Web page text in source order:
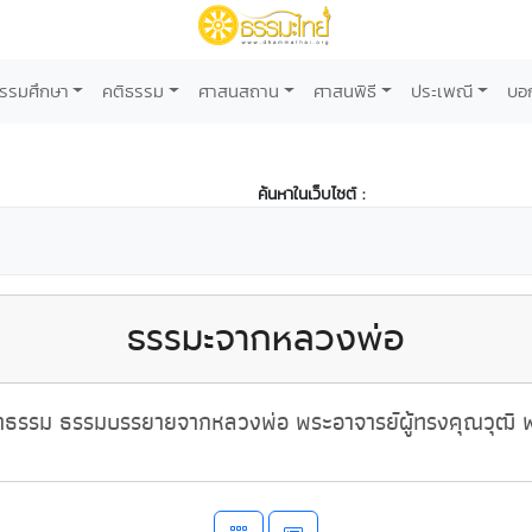
รมศึกษา คติธรรม ศาสนสถาน ศาสนพิธี ประเพณี บ
ค้นหาในเว็บไซต์ :
ธรรมะจากหลวงพ่อ
รรม ธรรมบรรยายจากหลวงพ่อ พระอาจารย์ผู้ทรงคุณวุฒิ